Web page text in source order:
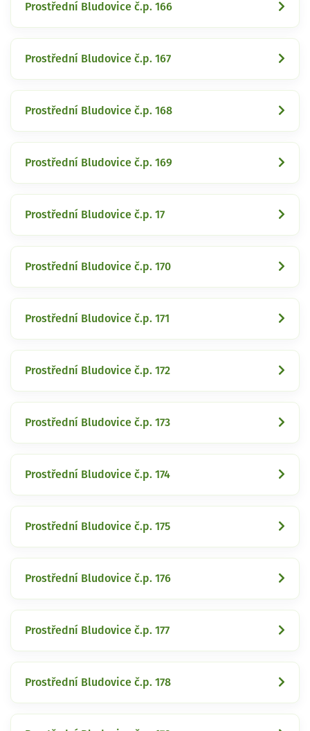
Prostřední Bludovice č.p. 166
Prostřední Bludovice č.p. 167
Prostřední Bludovice č.p. 168
Prostřední Bludovice č.p. 169
Prostřední Bludovice č.p. 17
Prostřední Bludovice č.p. 170
Prostřední Bludovice č.p. 171
Prostřední Bludovice č.p. 172
Prostřední Bludovice č.p. 173
Prostřední Bludovice č.p. 174
Prostřední Bludovice č.p. 175
Prostřední Bludovice č.p. 176
Prostřední Bludovice č.p. 177
Prostřední Bludovice č.p. 178